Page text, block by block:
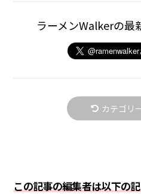
ラーメンWalkerの最
カテゴリ
この記事の編集者は以下の